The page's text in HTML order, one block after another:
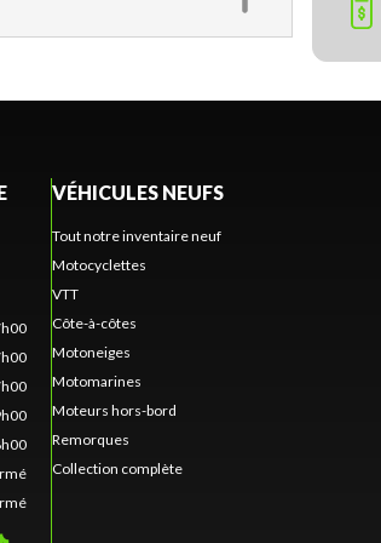
VÉHICULES NEUFS
Tout notre inventaire neuf
Motocyclettes
VTT
Côte-à-côtes
Motoneiges
Motomarines
Moteurs hors-bord
Remorques
Collection complète